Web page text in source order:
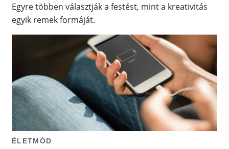
Egyre többen választják a festést, mint a kreativitás
egyik remek formáját.
ÉLETMÓD